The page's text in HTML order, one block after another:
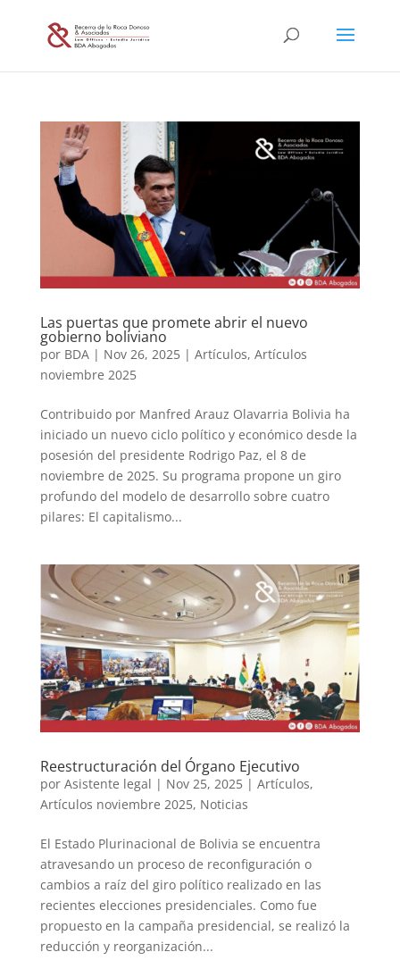
Las puertas que promete abrir el nuevo
gobierno boliviano
por BDA| Nov 26, 2025| Artículos, Artículos
noviembre 2025
Contribuido por Manfred Arauz Olavarria Bolivia ha
iniciado un nuevo ciclo político y económico desde la
posesión del presidente Rodrigo Paz, el 8 de
noviembre de 2025. Su programa propone un giro
profundo del modelo de desarrollo sobre cuatro
pilares: El capitalismo...
Reestructuración del Órgano Ejecutivo
por Asistente legal | Nov 25, 2025| Artículos,
Artículos noviembre 2025, Noticias
El Estado Plurinacional de Bolivia se encuentra
atravesando un proceso de reconfiguración o
cambios a raíz del giro político realizado en las
recientes elecciones presidenciales. Como fue
propuesto en la campaña presidencial, se realizó la
reducción y reorganización...